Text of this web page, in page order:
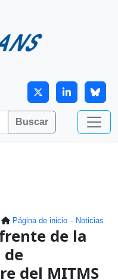
Buscar
Página de inicio Noticias
de la
de
del MITMS